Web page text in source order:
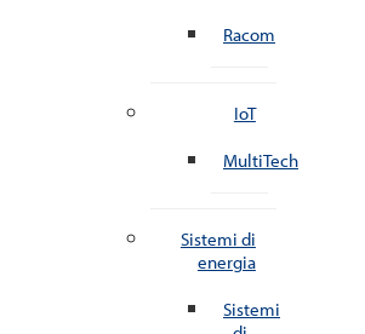
Racom
IoT
MultiTech
Sistemi di
energia
Sistemi